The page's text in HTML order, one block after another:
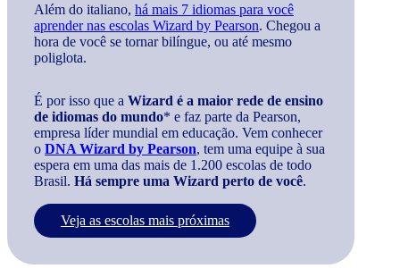
Além do italiano, há mais 7 idiomas para você
aprender nas escolas Wizard by Pearson. Chegou a
hora de você se tornar bilíngue, ou até mesmo
poliglota.
É por isso que a Wizard é a maior rede de ensino
de idiomas do mundo* e faz parte da Pearson,
empresa líder mundial em educação. Vem conhecer
o DNA Wizard by Pearson, tem uma equipe à sua
espera em uma das mais de 1.200 escolas de todo
Brasil. Há sempre uma Wizard perto de você.
Veja as escolas mais próximas